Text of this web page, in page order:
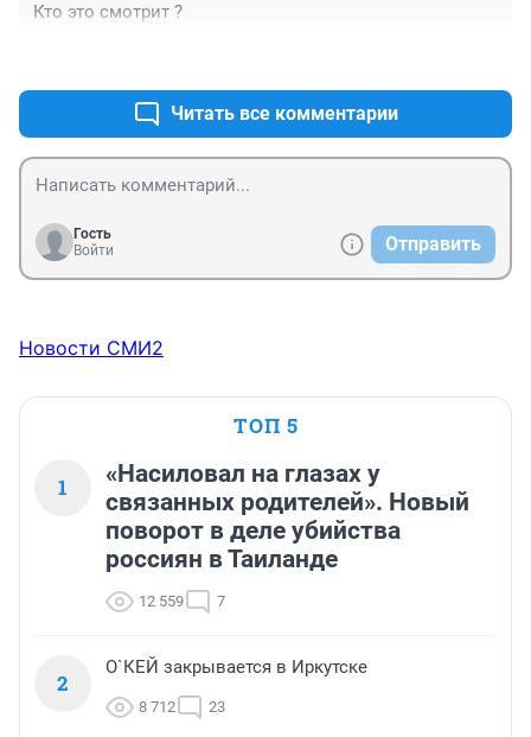
Кто это смотрит ?
Читать все комментарии
Гость
Войти
Отправить
Новости СМИ2
ТОП 5
1
«Насиловал на глазах у
связанных родителей». Новый
поворот в деле убийства
россиян в Таиланде
12 559 7
2
О`КЕЙ закрывается в Иркутске
8 712 23